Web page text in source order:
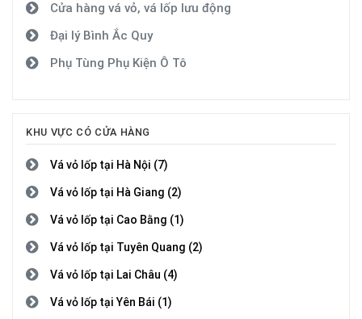
Cửa hàng vá vỏ, vá lốp lưu động
Đại lý Bình Ắc Quy
Phụ Tùng Phụ Kiện Ô Tô
KHU VỰC CÓ CỬA HÀNG
Vá vỏ lốp tại Hà Nội (7)
Vá vỏ lốp tại Hà Giang (2)
Vá vỏ lốp tại Cao Bằng (1)
Vá vỏ lốp tại Tuyên Quang (2)
Vá vỏ lốp tại Lai Châu (4)
Vá vỏ lốp tại Yên Bái (1)